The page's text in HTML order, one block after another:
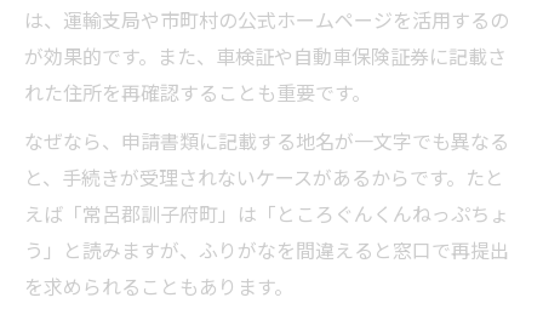
は、運輸支局や市町村の公式ホームページを活用するの
が効果的です。また、車検証や自動車保険証券に記載さ
れた住所を再確認することも重要です。
なぜなら、申請書類に記載する地名が一文字でも異なる
と、手続きが受理されないケースがあるからです。たと
えば「常呂郡訓子府町」は「ところぐんくんねっぷちょ
う」と読みますが、ふりがなを間違えると窓口で再提出
を求められることもあります。